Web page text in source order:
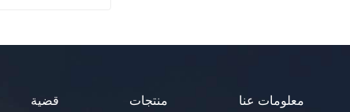
اتصل الآن
معلومات عنا منتجات قضية